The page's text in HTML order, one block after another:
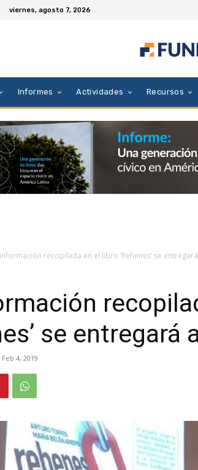
viernes, agosto 7, 2026
Informes Actividades Recursos
recopilada en el libro ‘Rehenes’ se
se entregará
Feb 4, 2019